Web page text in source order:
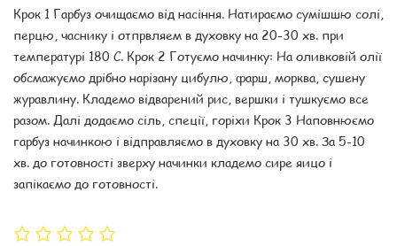
Крок 1 Гарбуз очищаємо від насіння. Натираємо сумішшю солі,
перцю, часнику і отпрвляем в духовку на 20-30 хв. при
температурі 180 С. Крок 2 Готуємо начинку: На оливковій олії
обсмажуємо дрібно нарізану цибулю, фарш, морква, сушену
журавлину. Кладемо відварений рис, вершки і тушкуємо все
разом. Далі додаємо сіль, спеції, горіхи Крок 3 Наповнюємо
гарбуз начинкою і відправляємо в духовку на 30 хв. За 5-10
хв. до готовності зверху начинки кладемо сире яицо і
запікаємо до готовності.